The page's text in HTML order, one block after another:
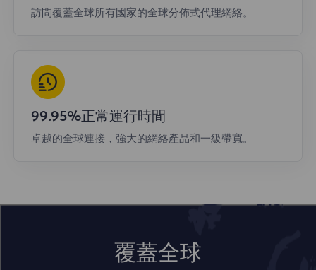
訪問覆蓋全球所有國家的全球分佈式代理網絡。
99.95%正常運行時間
卓越的全球連接，強大的網絡產品和一級帶寬。
覆蓋全球